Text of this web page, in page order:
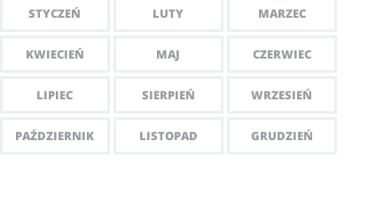
STYCZEŃ LUTY MARZEC
KWIECIEŃ MAJ CZERWIEC
LIPIEC SIERPIEŃ WRZESIEŃ
PAŹDZIERNIK LISTOPAD GRUDZIEŃ